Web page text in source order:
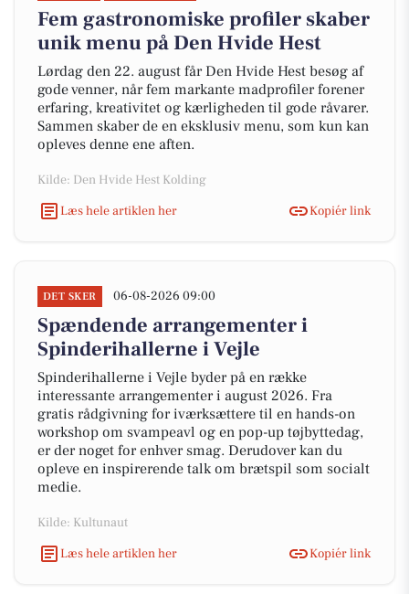
Fem gastronomiske profiler skaber
unik menu på Den Hvide Hest
Lørdag den 22. august får Den Hvide Hest besøg af
gode venner, når fem markante madprofiler forener
erfaring, kreativitet og kærligheden til gode råvarer.
Sammen skaber de en eksklusiv menu, som kun kan
opleves denne ene aften.
Kilde: Den Hvide Hest Kolding
Læs hele artiklen her
Kopiér link
DET SKER 06-08-2026 09:00
Spændende arrangementer i
Spinderihallerne i Vejle
Spinderihallerne i Vejle byder på en række
interessante arrangementer i august 2026. Fra
gratis rådgivning for iværksættere til en hands-on
workshop om svampeavl og en pop-up tøjbyttedag,
er der noget for enhver smag. Derudover kan du
opleve en inspirerende talk om brætspil som socialt
medie.
Kilde: Kultunaut
Læs hele artiklen her
Kopiér link